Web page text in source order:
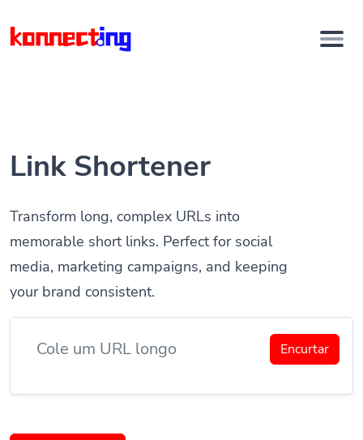
Link Shortener
Transform long, complex URLs into
memorable short links. Perfect for social
media, marketing campaigns, and keeping
your brand consistent.
Encurtar